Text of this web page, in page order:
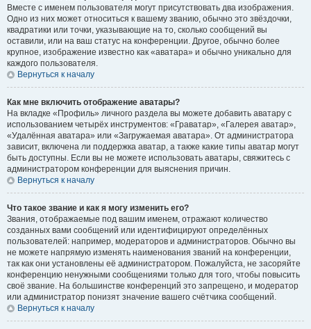
Вместе с именем пользователя могут присутствовать два изображения.
Одно из них может относиться к вашему званию, обычно это звёздочки,
квадратики или точки, указывающие на то, сколько сообщений вы
оставили, или на ваш статус на конференции. Другое, обычно более
крупное, изображение известно как «аватара» и обычно уникально для
каждого пользователя.
Вернуться к началу
Как мне включить отображение аватары?
На вкладке «Профиль» личного раздела вы можете добавить аватару с
использованием четырёх инструментов: «Граватар», «Галерея аватар»,
«Удалённая аватара» или «Загружаемая аватара». От администратора
зависит, включена ли поддержка аватар, а также какие типы аватар могут
быть доступны. Если вы не можете использовать аватары, свяжитесь с
администратором конференции для выяснения причин.
Вернуться к началу
Что такое звание и как я могу изменить его?
Звания, отображаемые под вашим именем, отражают количество
созданных вами сообщений или идентифицируют определённых
пользователей: например, модераторов и администраторов. Обычно вы
не можете напрямую изменять наименования званий на конференции,
так как они установлены её администратором. Пожалуйста, не засоряйте
конференцию ненужными сообщениями только для того, чтобы повысить
своё звание. На большинстве конференций это запрещено, и модератор
или администратор понизят значение вашего счётчика сообщений.
Вернуться к началу